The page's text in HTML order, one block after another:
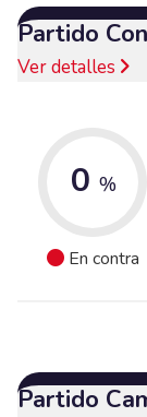
Partido
Ver detalles
0 %
En contra
Partido